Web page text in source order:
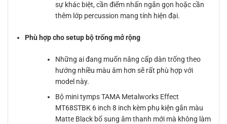
sự khác biệt, cần điểm nhấn ngắn gọn hoặc cần
thêm lớp percussion mang tính hiện đại.
Phù hợp cho setup bộ trống mở rộng
Những ai đang muốn nâng cấp dàn trống theo
hướng nhiều màu âm hơn sẽ rất phù hợp với
model này.
Bộ mini tymps TAMA Metalworks Effect
MT68STBK 6 inch 8 inch kèm phụ kiện gắn màu
Matte Black bổ sung âm thanh mới mà không làm